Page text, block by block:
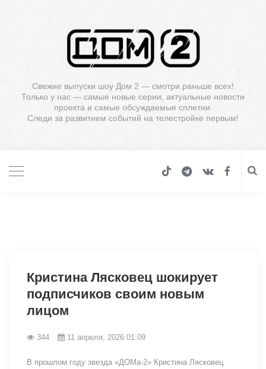
Свежие выпуски шоу Дом 2 — смотри раньше всех!
Только у нас — самые новые серии, актуальные новости
проекта и самые обсуждаемые сплетни.
Следи за развитием событий на телестройке первым!
Кристина Лясковец шокирует
подписчиков своим новым
лицом
344 11 апреля, 2026 01:09
В прошлом году звезда «ДОМа-2» Кристина Лясковец